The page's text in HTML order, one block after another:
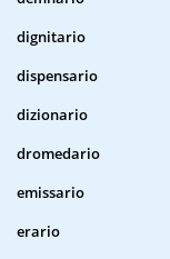
dignitario
dispensario
dizionario
dromedario
emissario
erario